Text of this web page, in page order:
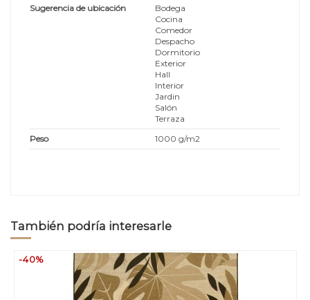
Sugerencia de ubicación
Bodega
Cocina
Comedor
Despacho
Dormitorio
Exterior
Hall
Interior
Jardin
Salón
Terraza
Peso
1000 g/m2
También podría interesarle
-40%